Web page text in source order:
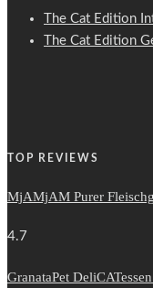
The Cat Edition
The Cat Edition
TOP REVIEWS
MjAMjAM Purer
4.7
GranataPet